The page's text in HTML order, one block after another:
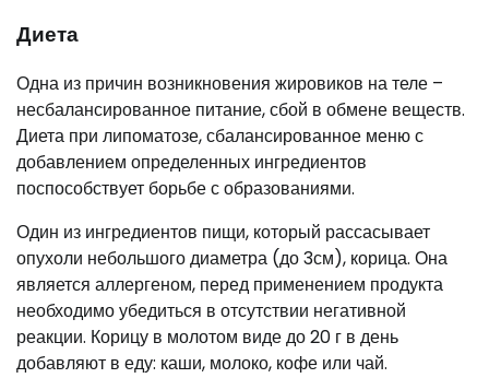
Диета
Одна из причин возникновения жировиков на теле –
несбалансированное питание, сбой в обмене веществ.
Диета при липоматозе, сбалансированное меню с
добавлением определенных ингредиентов
поспособствует борьбе с образованиями.
Один из ингредиентов пищи, который рассасывает
опухоли небольшого диаметра (до 3см), корица. Она
является аллергеном, перед применением продукта
необходимо убедиться в отсутствии негативной
реакции. Корицу в молотом виде до 20 г в день
добавляют в еду: каши, молоко, кофе или чай.